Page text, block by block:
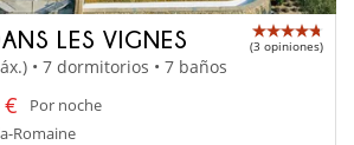
LES VIGNES (3 opiniones)
• 7 dormitorios • 7 baños
Por noche
Romaine